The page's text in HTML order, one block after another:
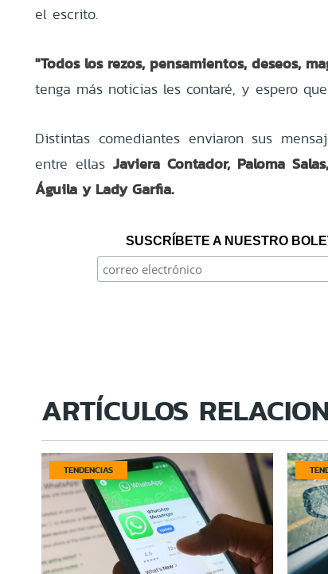
el escrito.
"Todos los rezos, pensamientos, deseos,
tenga más noticias les contaré, y espero
Distintas comediantes enviaron sus
entre ellas Javiera Contador, Paloma
Águila y Lady Garfia.
SUSCRÍBETE A NUESTRO
ARTÍCULOS
TENDENCIAS